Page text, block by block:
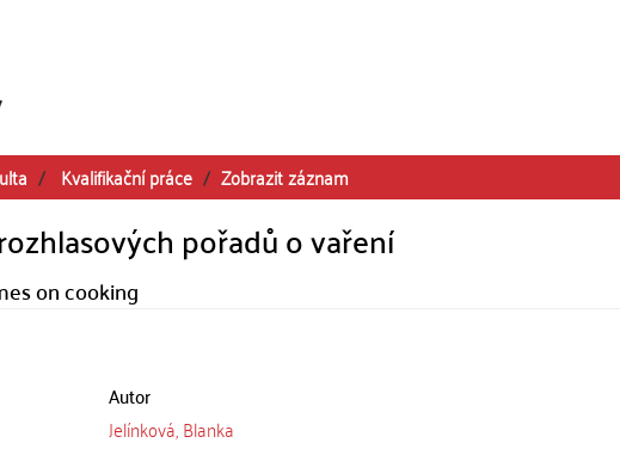
Kvalifikační práce Zobrazit záznam
pořadů o vaření
on cooking
Autor
Jelínková, Blanka